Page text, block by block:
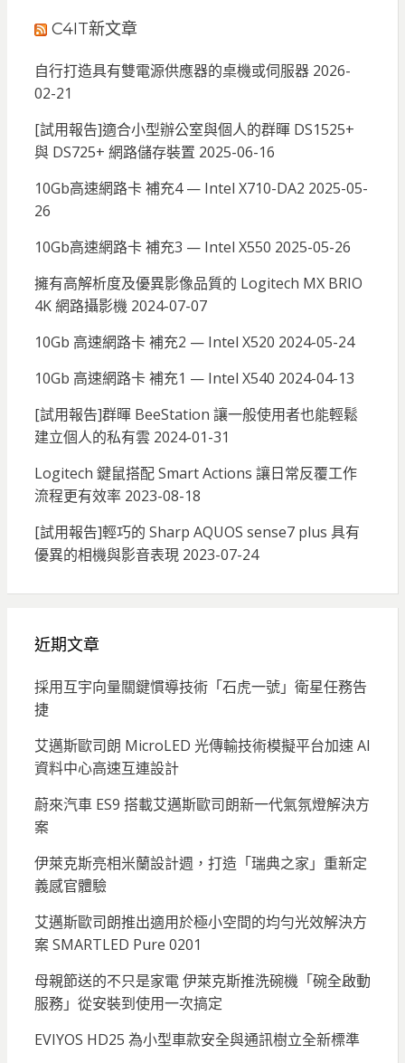
C4IT新文章
自行打造具有雙電源供應器的桌機或伺服器 2026-
02-21
[試用報告]適合小型辦公室與個人的群暉 DS1525+
與 DS725+ 網路儲存裝置 2025-06-16
10Gb高速網路卡 補充4 — Intel X710-DA2 2025-05-
26
10Gb高速網路卡 補充3 — Intel X550 2025-05-26
擁有高解析度及優異影像品質的 Logitech MX BRIO
4K 網路攝影機 2024-07-07
10Gb 高速網路卡 補充2 — Intel X520 2024-05-24
10Gb 高速網路卡 補充1 — Intel X540 2024-04-13
[試用報告]群暉 BeeStation 讓一般使用者也能輕鬆
建立個人的私有雲 2024-01-31
Logitech 鍵鼠搭配 Smart Actions 讓日常反覆工作
流程更有效率 2023-08-18
[試用報告]輕巧的 Sharp AQUOS sense7 plus 具有
優異的相機與影音表現 2023-07-24
近期文章
採用互宇向量關鍵慣導技術「石虎一號」衛星任務告
捷
艾邁斯歐司朗 MicroLED 光傳輸技術模擬平台加速 AI
資料中心高速互連設計
蔚來汽車 ES9 搭載艾邁斯歐司朗新一代氣氛燈解決方
案
伊萊克斯亮相米蘭設計週，打造「瑞典之家」重新定
義感官體驗
艾邁斯歐司朗推出適用於極小空間的均勻光效解決方
案 SMARTLED Pure 0201
母親節送的不只是家電 伊萊克斯推洗碗機「碗全啟動
服務」從安裝到使用一次搞定
EVIYOS HD25 為小型車款安全與通訊樹立全新標準